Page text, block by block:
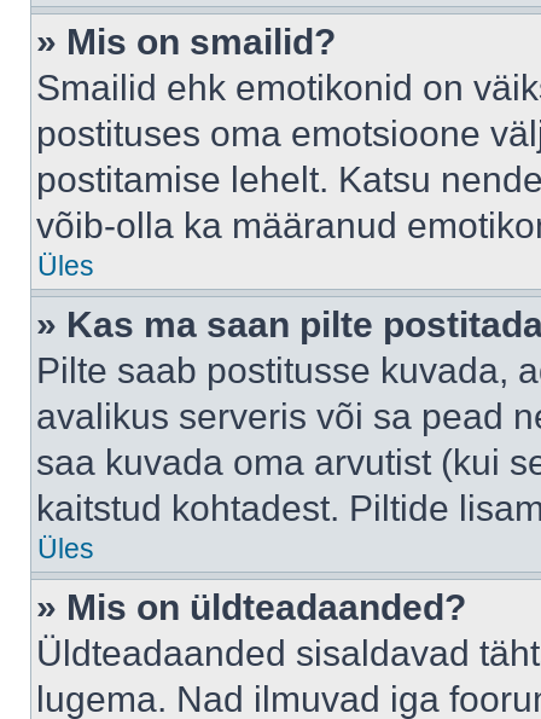
» Mis on smailid?
Smailid ehk emotikonid on
postituses oma emotsioone
postitamise lehelt. Katsu
võib-olla ka määranud
Üles
» Kas ma saan pilte
Pilte saab postitusse kuvada,
avalikus serveris või sa pead
saa kuvada oma arvutist (kui
kaitstud kohtadest. Piltide
Üles
» Mis on üldteadaanded?
Üldteadaanded sisaldavad
lugema. Nad ilmuvad iga